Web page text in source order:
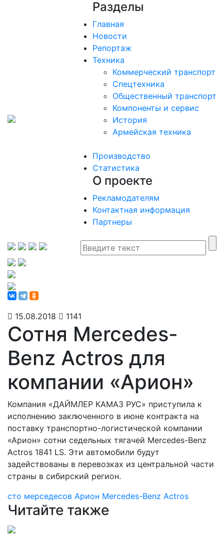
Разделы
Главная
Новости
Репортаж
Техника
Коммерческий транспорт
Спецтехника
Общественный транспорт
Компоненты и сервис
История
Армейская техника
Производство
Статистика
О проекте
Рекламодателям
Контактная информация
Партнеры
15.08.2018 1141
Сотня Mercedes-
Benz Actros для
компании «Арион»
Компания «ДАЙМЛЕР КАМАЗ РУС» приступила к
исполнению заключенного в июне контракта на
поставку транспортно-логистической компании
«Арион» сотни седельных тягачей Mercedes-Benz
Actros 1841 LS. Эти автомобили будут
задействованы в перевозках из центральной части
страны в сибирский регион.
сто мерседесов Арион Mercedes-Benz Actros
Читайте также